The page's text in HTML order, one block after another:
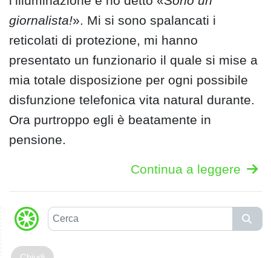
giornalista!». Mi si sono spalancati i
reticolati di protezione, mi hanno
presentato un funzionario il quale si mise a
mia totale disposizione per ogni possibile
disfunzione telefonica vita natural durante.
Ora purtroppo egli è beatamente in
pensione.
Continua a leggere
C
e